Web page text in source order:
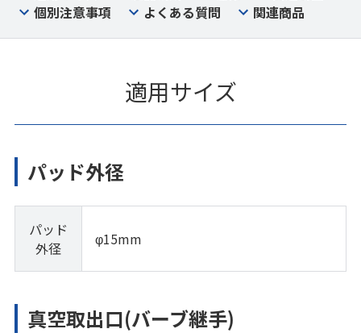
個別注意事項
よくある質問 関連商品
適用サイズ
パッド外径
パッド
外径
φ15mm
真空取出口(バーブ継手)